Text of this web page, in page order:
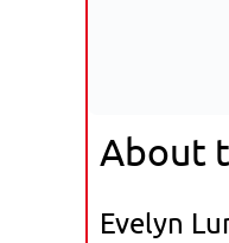
About
Evelyn